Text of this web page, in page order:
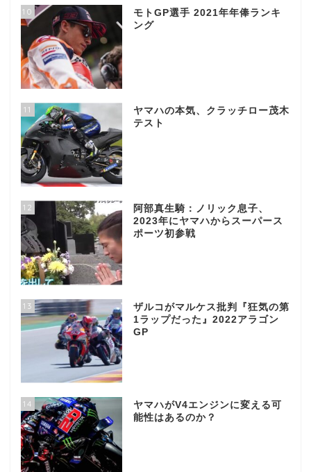
10
モトGP選手 2021年年俸ランキ
ング
11
ヤマハの本気、クラッチロー茂木
テスト
12
阿部真生騎：ノリック息子、
2023年にヤマハからスーパース
ポーツ初参戦
13
ザルコがマルケス批判『狂気の第
1ラップだった』2022アラゴン
GP
14
ヤマハがV4エンジンに変える可
能性はあるのか？